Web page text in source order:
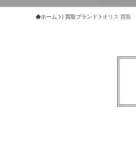
ホーム | 買取ブランド オリス 買取